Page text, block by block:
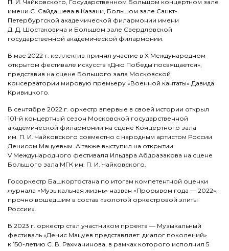
П. И. Чайковского, Государственном Большом концертном зале
имени С. Сайдашева в Казани, Большом зале Санкт-
Петербургской академической филармонии имени
Д. Д. Шостаковича и Большом зале Свердловской
государственной академической филармонии.
В мае 2022 г. коллектив принял участие в X Международном
открытом фестивале искусств «Дню Победы посвящается»,
представив на сцене Большого зала Московской
консерватории мировую премьеру «Военной кантаты» Давида
Кривицкого.
В сентябре 2022 г. оркестр впервые в своей истории открыл
101-й концертный сезон Московской государственной
академической филармонии на сцене Концертного зала
им. П. И. Чайковского совместно с народным артистом России
Денисом Мацуевым. А также выступил на открытии
V Международного фестиваля Ильдара Абдразакова на сцене
Большого зала МГК им. П. И. Чайковского.
Госоркестр Башкортостана по итогам компетентной оценки
журнала «Музыкальная жизнь» назван «Прорывом года — 2022»,
прочно вошедшим в состав «золотой оркестровой элиты
России».
В 2023 г. оркестр стал участником проекта — Музыкальный
фестиваль «Денис Мацуев представляет: диалог поколений»
к 150-летию С. В. Рахманинова, в рамках которого исполнил 5